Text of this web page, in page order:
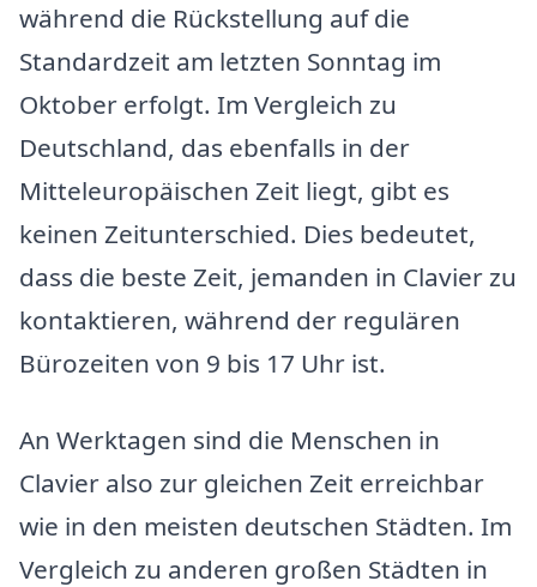
während die Rückstellung auf die
Standardzeit am letzten Sonntag im
Oktober erfolgt. Im Vergleich zu
Deutschland, das ebenfalls in der
Mitteleuropäischen Zeit liegt, gibt es
keinen Zeitunterschied. Dies bedeutet,
dass die beste Zeit, jemanden in Clavier zu
kontaktieren, während der regulären
Bürozeiten von 9 bis 17 Uhr ist.
An Werktagen sind die Menschen in
Clavier also zur gleichen Zeit erreichbar
wie in den meisten deutschen Städten. Im
Vergleich zu anderen großen Städten in